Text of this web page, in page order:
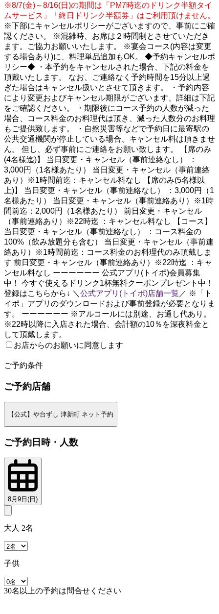
※8/7(金)～8/16(日)の期間は「PM7時迄のドリンク半額タイ
ムサービス」「終日ドリンク半額券」はご利用頂けません。
※下部にキャンセルポリシーがございますので、事前にご確
認ください。 ※混雑時、お席は２時間制とさせていただき
ます。ご協力お願いいたします。 ※宴会コース(内容は変更
する場合あり)に、料理単品追加もOK。 ◆予約キャンセルポ
リシー◆ ・本予約をキャンセルされた場合、下記の料金を
頂戴いたします。 なお、ご連絡なく予約時間を15分以上過
ぎた場合はキャンセル扱いとさせて頂きます。 ・予約内容
により変更およびキャンセル期限がございます、詳細は下記
をご確認ください。 ・期限後にコース予約の人数が減った
場合、コース料金のお料理代は頂き、減った人数分のお料理
もご提供致します。 ・自然災害等などで予約日に最寄駅の
公共交通機関が停止している場合、キャンセル料は頂きませ
ん。 但し、必ず事前にご連絡をお願い致します。 【席のみ
(4名様迄)】 当日変更・キャンセル（事前連絡なし） ：
3,000円（1名様あたり） 当日変更・キャンセル（事前連絡
あり）※1時間前迄：キャンセル料なし 【席のみ(5名様以
上)】 当日変更・キャンセル（事前連絡なし） ：3,000円（1
名様あたり） 当日変更・キャンセル（事前連絡あり）※1時
間前迄：2,000円（1名様あたり） 前日変更・キャンセル
（事前連絡あり）※22時迄 ：キャンセル料なし 【コース】
当日変更・キャンセル（事前連絡なし） ：コース料金の
100%（飲み放題分も含む） 当日変更・キャンセル（事前連
絡あり）※1時間前迄：コース料金のお料理代のみ頂戴しま
す 前日変更・キャンセル（事前連絡あり）※22時迄 ：キャ
ンセル料なし ーーーーーー 公式アプリ(トイポ)会員募集
中！ 今すぐ使えるドリンク1杯無料クーポンプレゼント中！
登録はこちらから↓ ＼ 公式アプリ(トイポ)店舗一覧 ／ ※「ト
イポ」アプリのダウンロードおよび事前登録が必要となりま
す。 ーーーーーー ※アルコールには別途、お通し代あり。
※22時以降に入店された場合、会計額の10％を深夜料金と
して頂戴します。
お店からのお願いに同意します
ご予約条件
ご予約店舗
【公式】や台ずし 津新町 ネット予約
ご予約日時・人数
8月9日(日)
大人 2名
子供
30名以上の予約は問合せください